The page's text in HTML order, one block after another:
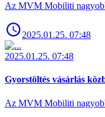
Az MVM Mobiliti
2025.01.25. 07:48
2025.01.25. 07:48
Gyorstöltés vásárlás
Az MVM Mobiliti